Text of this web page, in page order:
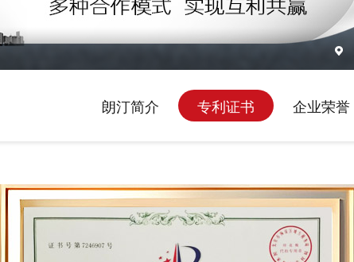
朗汀简介 专利证书 企业荣誉